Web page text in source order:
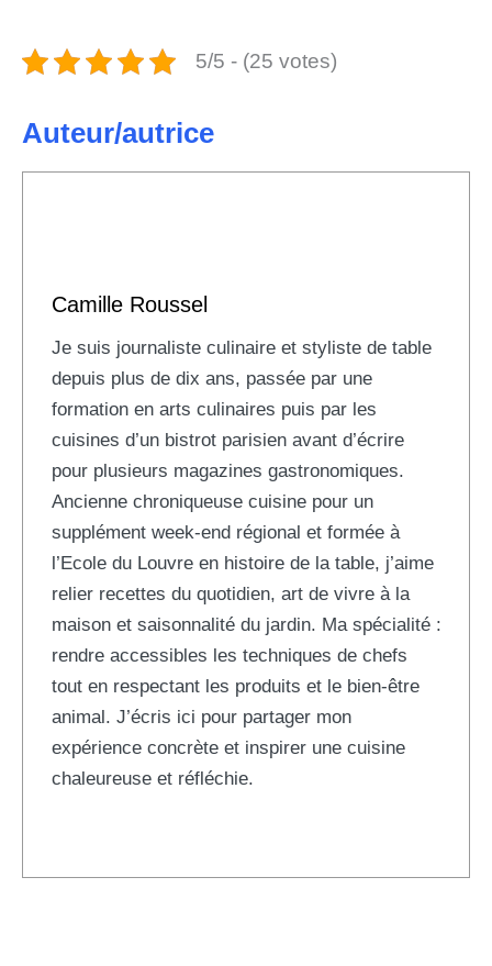
5/5 - (25 votes)
Auteur/autrice
Camille Roussel
Je suis journaliste culinaire et styliste de table
depuis plus de dix ans, passée par une
formation en arts culinaires puis par les
cuisines d’un bistrot parisien avant d’écrire
pour plusieurs magazines gastronomiques.
Ancienne chroniqueuse cuisine pour un
supplément week-end régional et formée à
l’Ecole du Louvre en histoire de la table, j’aime
relier recettes du quotidien, art de vivre à la
maison et saisonnalité du jardin. Ma spécialité :
rendre accessibles les techniques de chefs
tout en respectant les produits et le bien-être
animal. J’écris ici pour partager mon
expérience concrète et inspirer une cuisine
chaleureuse et réfléchie.